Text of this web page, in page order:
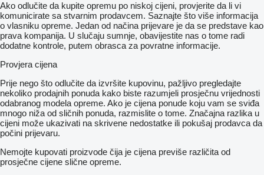
Ako odlučite da kupite opremu po niskoj cijeni, provjerite da li vi
komunicirate sa stvarnim prodavcem. Saznajte što više informacija
o vlasniku opreme. Jedan od načina prijevare je da se predstave kao
prava kompanija. U slučaju sumnje, obavijestite nas o tome radi
dodatne kontrole, putem obrasca za povratne informacije.
Provjera cijena
Prije nego što odlučite da izvršite kupovinu, pažljivo pregledajte
nekoliko prodajnih ponuda kako biste razumjeli prosječnu vrijednosti
odabranog modela opreme. Ako je cijena ponude koju vam se sviđa
mnogo niža od sličnih ponuda, razmislite o tome. Značajna razlika u
cijeni može ukazivati ​​na skrivene nedostatke ili pokušaj prodavca da
počini prijevaru.
Nemojte kupovati proizvode čija je cijena previše različita od
prosječne cijene slične opreme.